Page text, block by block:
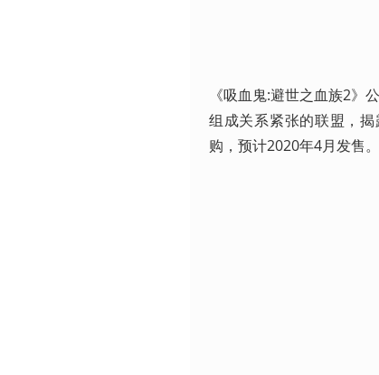
《吸血鬼:避世之血族2
组成关系紧张的联盟，
购，预计2020年4月发售。